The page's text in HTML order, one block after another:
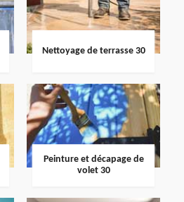
Nettoyage de terrasse 30
Peinture et décapage de
volet 30